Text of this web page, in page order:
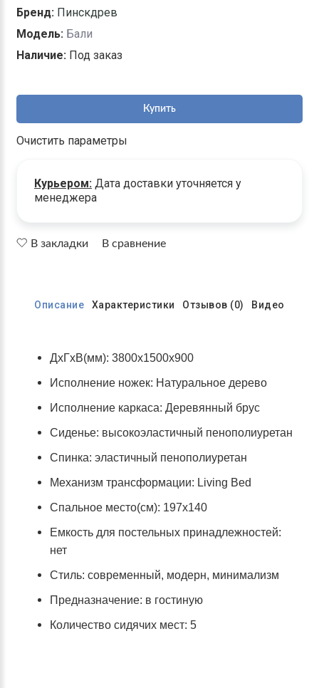
Бренд: Пинскдрев
Модель: Бали
Наличие: Под заказ
Купить
Очистить параметры
Курьером: Дата доставки уточняется у
менеджера
В закладки В сравнение
Описание Характеристики Отзывов (0) Видео
ДхГхВ(мм): 3800х1500х900
Исполнение ножек: Натуральное дерево
Исполнение каркаса: Деревянный брус
Сиденье: высокоэластичный пенополиуретан
Спинка: эластичный пенополиуретан
Механизм трансформации: Living Bed
Спальное место(см): 197х140
Емкость для постельных принадлежностей:
нет
Стиль: современный, модерн, минимализм
Предназначение: в гостиную
Количество сидячих мест: 5